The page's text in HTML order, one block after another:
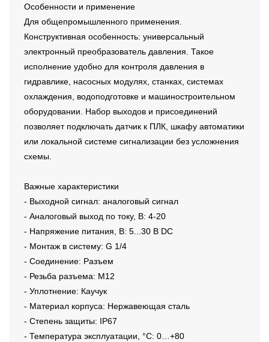
Особенности и применение
Для общепромышленного применения.
Конструктивная особенность: универсальный
электронный преобразователь давления. Такое
исполнение удобно для контроля давления в
гидравлике, насосных модулях, станках, системах
охлаждения, водоподготовке и машиностроительном
оборудовании. Набор выходов и присоединений
позволяет подключать датчик к ПЛК, шкафу автоматики
или локальной системе сигнализации без усложнения
схемы.
Важные характеристики
- Выходной сигнал: аналоговый сигнал
- Аналоговый выход по току, В: 4-20
- Напряжение питания, В: 5...30 В DC
- Монтаж в систему: G 1/4
- Соединение: Разъем
- Резьба разъема: M12
- Уплотнение: Каучук
- Материал корпуса: Нержавеющая сталь
- Степень защиты: IP67
- Температура эксплуатации, °C: 0…+80